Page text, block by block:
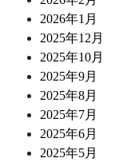
2026年1月
2025年12月
2025年10月
2025年9月
2025年8月
2025年7月
2025年6月
2025年5月